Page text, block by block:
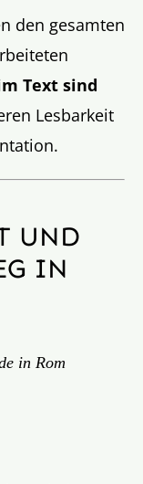
den gesamten
Text sind
Lesbarkeit
UND
IN
in Rom